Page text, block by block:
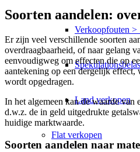
Verkoopfouten >
Land verkopen
Flat verkopen
Soorten aandelen:
Er zijn veel verschillende soorten
overdraagbaarheid, of naar gelang
eenvoudigweg om effecten die op
aantekening op een dergelijk effect,
wordt opgedragen.
In het algemeen kan de waarde
d.w.z. de in geld uitgedrukte
huidige marktwaarde.
Soorten aandelen naar